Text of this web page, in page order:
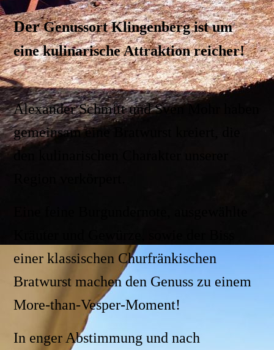
DerGenussort Klingenberg ist um
eine kulinarische Attraktion reicher!
Alexander Schmitt und Sven Mohr haben
gemeinsam eine Bratwurst kreiert, die
den kulinarischen Charakter unserer
einer klassischen Churfränkischen
Bratwurst machen den Genuss zu einem
More-than-Vesper-Moment!
In enger Abstimmung und nach